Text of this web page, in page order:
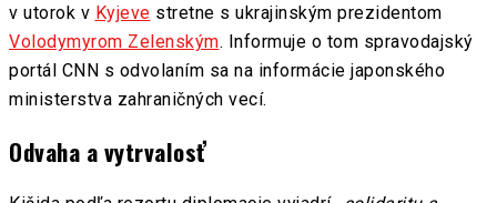
v utorok v Kyjeve stretne s ukrajinským prezidentom
Volodymyrom Zelenským. Informuje o tom spravodajský
portál CNN s odvolaním sa na informácie japonského
ministerstva zahraničných vecí.
Odvaha a vytrvalosť